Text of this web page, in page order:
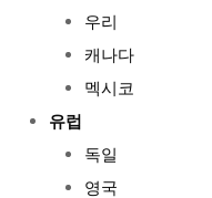
우리
캐나다
멕시코
유럽
독일
영국